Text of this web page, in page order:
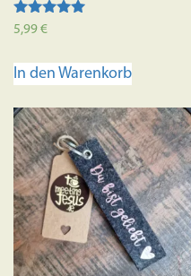
Bewertet mit
5,99€
In den Warenkorb